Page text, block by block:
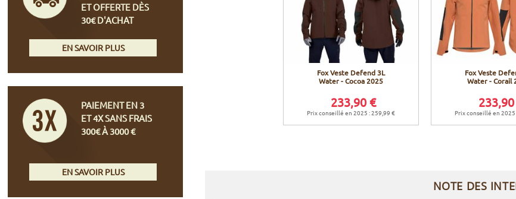
Fox Veste Defend 3L
Water - Cocoa 2025
233,90 €
Prix conseillé en 2025 : 259,99 €
Fox Veste
Water - Corail
Prix conseillé en
NOTE DES
ET OFFERTE DÈS
30€ D'ACHAT
EN SAVOIR PLUS
PAIEMENT EN 3
ET 4X SANS FRAIS
300€ À 3000 €
EN SAVOIR PLUS